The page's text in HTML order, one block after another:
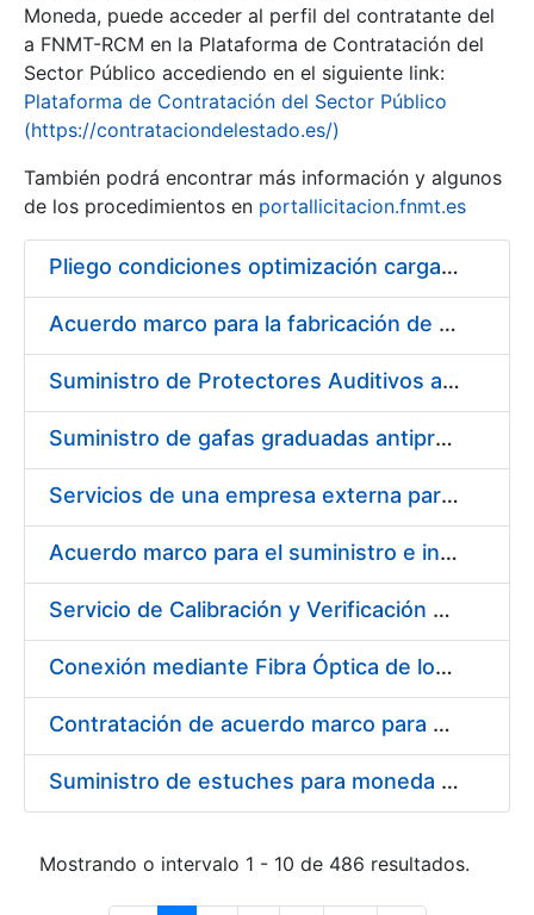
Mostrar/Ocultar
Moneda, puede acceder al perfil del contratante del
a FNMT-RCM en la Plataforma de Contratación del
Sector Público accediendo en el siguiente link:
Plataforma de Contratación del Sector Público
(https://contrataciondelestado.es/)
También podrá encontrar más información y algunos
de los procedimientos en portallicitacion.fnmt.es
Pliego condiciones optimización cargas compras firmado
Acuerdo marco para la fabricación de piezas
Suministro de Protectores Auditivos a medida para las personas trabajadoras de los Centros de Trabajo de Madrid y Burgos
Suministro de gafas graduadas antiproyecciones para los trabajadores de la FNMT-RCM en los centros de trabajo de Madrid y Burgos
Servicios de una empresa externa para el asesoramiento y resolución de los recursos de alzada que se presentan relacionados con procesos de selección para la FNMT-RCM
Acuerdo marco para el suministro e instalación de persianas, estores y otros complementos
Servicio de Calibración y Verificación Externa de los Equipos de Medición del Servicio de Prevención de la FNMT-RCM
Conexión mediante Fibra Óptica de los Centros de Proceso de Datos (CPDs) de las sedes de la FNMT-RCM de Burgos y Madrid
Contratación de acuerdo marco para el Suministro de Material de Electricidad para la Fábrica Nacional de Moneda y Timbre-Real Casa de la Moneda en su centro de trabajo de Burgos
Suministro de estuches para moneda de 30 €
Mostrando o intervalo 1 - 10 de 486 resultados.